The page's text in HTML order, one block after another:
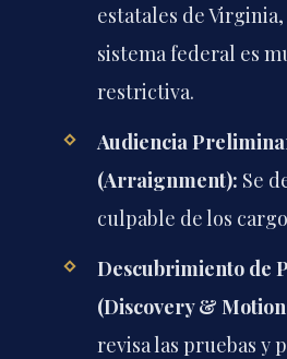
estatales de
sistema federal es
restrictiva.
Audiencia
(Arraignment): Se
culpable de los
Descubrimiento de
(Discovery &
revisa las pruebas y